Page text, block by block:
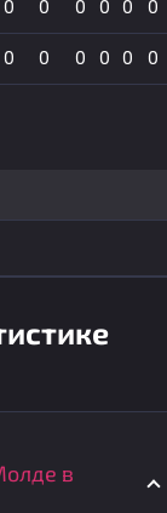
0 0 0 0 0 0
0 0 0 0 0 0
в